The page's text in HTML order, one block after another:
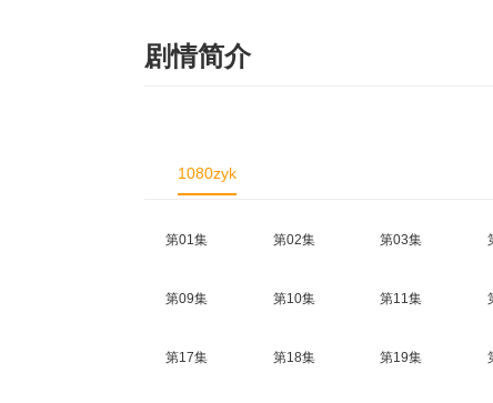
剧情简介
1080zyk
第01集 第02集 第03集
第09集 第10集 第11集
第17集 第18集 第19集